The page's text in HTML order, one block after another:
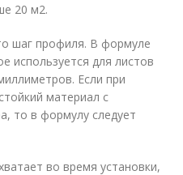
20 м2.
шаг профиля. В формуле
используется для листов
Если при
материал с
то в формулу следует
во время установки,